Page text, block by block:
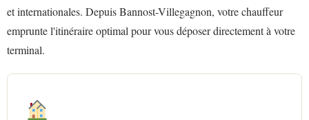
et internationales. Depuis Bannost-Villegagnon, votre chauffeur
emprunte l'itinéraire optimal pour vous déposer directement à votre
terminal.